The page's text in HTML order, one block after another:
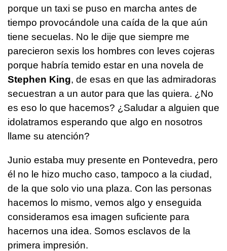
porque un taxi se puso en marcha antes de
tiempo provocándole una caída de la que aún
tiene secuelas. No le dije que siempre me
parecieron sexis los hombres con leves cojeras
porque habría temido estar en una novela de
Stephen King, de esas en que las admiradoras
secuestran a un autor para que las quiera. ¿No
es eso lo que hacemos? ¿Saludar a alguien que
idolatramos esperando que algo en nosotros
llame su atención?
Junio estaba muy presente en Pontevedra, pero
él no le hizo mucho caso, tampoco a la ciudad,
de la que solo vio una plaza. Con las personas
hacemos lo mismo, vemos algo y enseguida
consideramos esa imagen suficiente para
hacernos una idea. Somos esclavos de la
primera impresión.